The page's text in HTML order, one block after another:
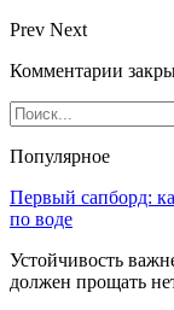
Prev Next
Комментарии
Популярное
Первый сапборд:
по воде
Устойчивость
должен прощать